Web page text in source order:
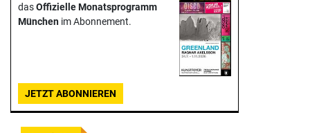
dasOffizielle Monats­programm
München im Abonnement.
JETZT ABONNIEREN